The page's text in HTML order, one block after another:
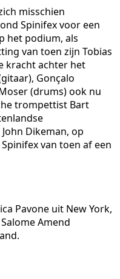
misschien
Spinifex voor een
het podium, als
van toen zijn Tobias
kracht achter het
Gonçalo
(drums) ook nu
trompettist Bart
Dikeman, op
van toen af een
Pavone uit New York,
Amend